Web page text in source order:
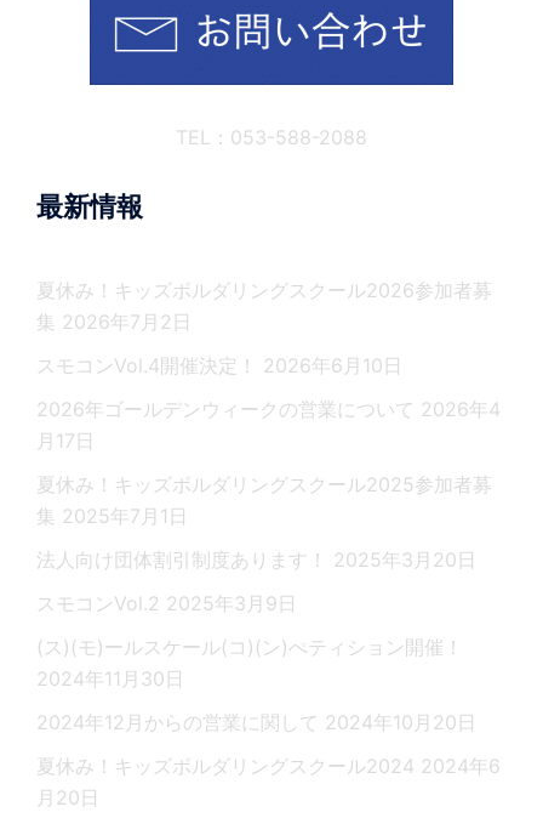
TEL：053-588-2088
最新情報
夏休み！キッズボルダリングスクール2026参加者募
集 2026年7月2日
スモコンVol.4開催決定！
2026年6月10日
2026年ゴールデンウィークの営業について 2026年4
月17日
夏休み！キッズボルダリングスクール2025参加者募
集 2025年7月1日
法人向け団体割引制度あります！
2025年3月20日
スモコンVol.2 2025年3月9日
(ス)(モ)ールスケール(コ)(ン)ぺティション開催！
2024年11月30日
2024年12月からの営業に関して 2024年10月20日
夏休み！キッズボルダリングスクール2024 2024年6
月20日